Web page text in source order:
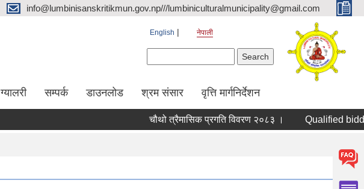
info@lumbinisanskritikmun.gov.np///lumbiniculturalmunicipality@gmail.com
English नेपाली
ग्यालरी सम्पर्क डाउनलोड श्रम संसार वृत्ति मार्गनिर्देशन
चौथो त्रैमासिक प्रगति विवरण २०८३ । Qualified